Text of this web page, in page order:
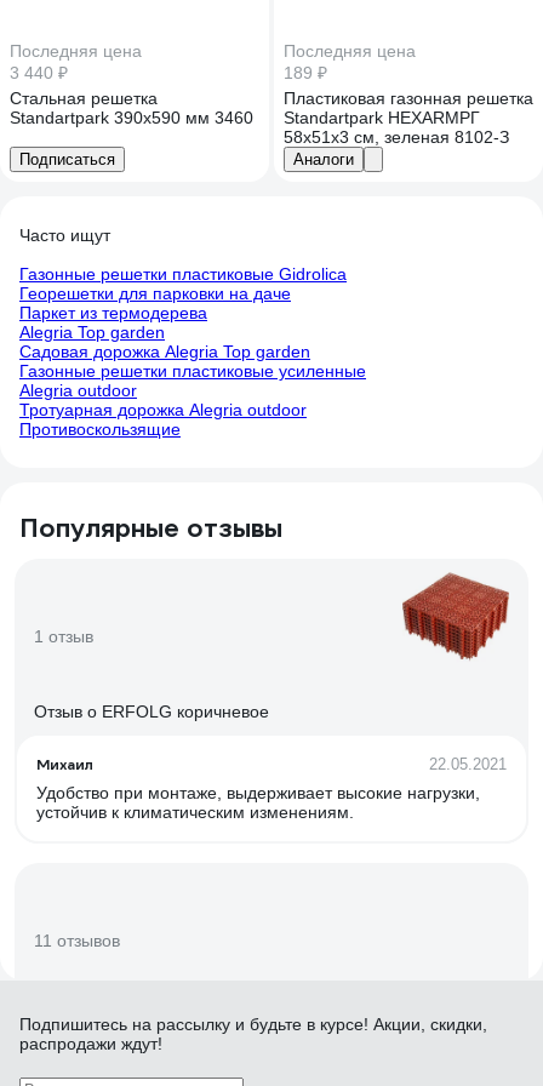
Последняя цена
3 440 ₽
Стальная решетка
Standartpark 390х590 мм 3460
Подписаться
Последняя цена
189 ₽
Пластиковая газонная решетка
Standartpark HEXARMРГ
58х51х3 см, зеленая 8102-З
Аналоги
Часто ищут
Газонные решетки пластиковые Gidrolica
Георешетки для парковки на даче
Паркет из термодерева
Alegria Top garden
Садовая дорожка Alegria Top garden
Газонные решетки пластиковые усиленные
Alegria outdoor
Тротуарная дорожка Alegria outdoor
Противоскользящие
Популярные отзывы
1 отзыв
Отзыв о ERFOLG коричневое
Михаил 22.05.2021
Удобство при монтаже, выдерживает высокие нагрузки,
устойчив к климатическим изменениям.
11 отзывов
Отзыв о ГЕОКАРКАС 20.05 4673726848001
Подпишитесь на рассылку и будьте в курсе! Акции, скидки,
распродажи ждут!